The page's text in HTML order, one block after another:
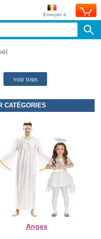
Envoyer à :
voir tous
CATÉGORIES
Anges